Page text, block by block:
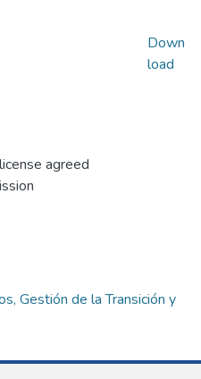
agreed
Down
load
Gestión de la Transición y